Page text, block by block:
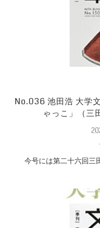
No.036 池田浩 大学
ゃっこ」（三
今号には第二十六回三